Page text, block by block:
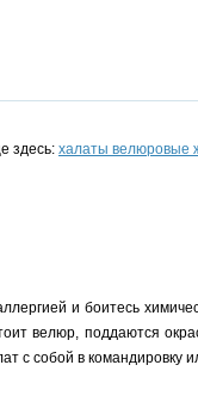
здесь: халаты велюровые
и боитесь
велюр, поддаются
с собой в командировку